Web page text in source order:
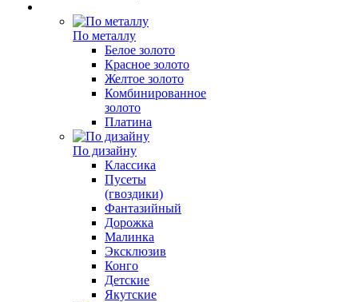
По металлу
Белое золото
Красное золото
Желтое золото
Комбинированное
золото
Платина
По дизайну
Классика
Пусеты
(гвоздики)
Фантазийный
Дорожка
Малинка
Эксклюзив
Конго
Детские
Якутские